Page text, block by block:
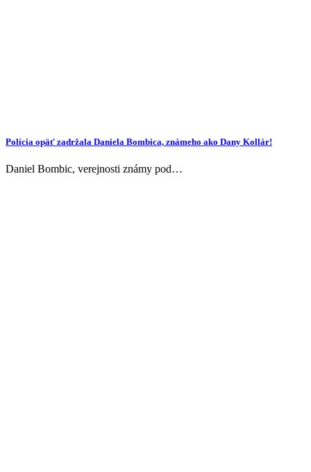
Polícia opäť zadržala Daniela Bombica, známeho ako Dany Kollár!
Daniel Bombic, verejnosti známy pod…